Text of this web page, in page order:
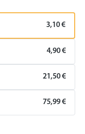
3,10 €
4,90 €
21,50 €
75,99 €